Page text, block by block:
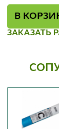
В
ЗАКАЗАТЬ